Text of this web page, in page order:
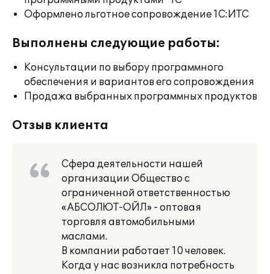
Оформлено льготное сопровождение 1С:ИТС
Выполнены следующие работы:
Консультации по выбору программного
обеспечения и вариантов его сопровождения
Продажа выбранных программных продуктов
Отзыв клиента
Cфepа деятельности нашей
организации Общество с
ограниченной ответственностью
«АБСОЛЮТ-ОЙЛ» - оптовая
торговля автомобильными
маслами.
В компании работает 10 человек.
Когда у нас возникла потребность